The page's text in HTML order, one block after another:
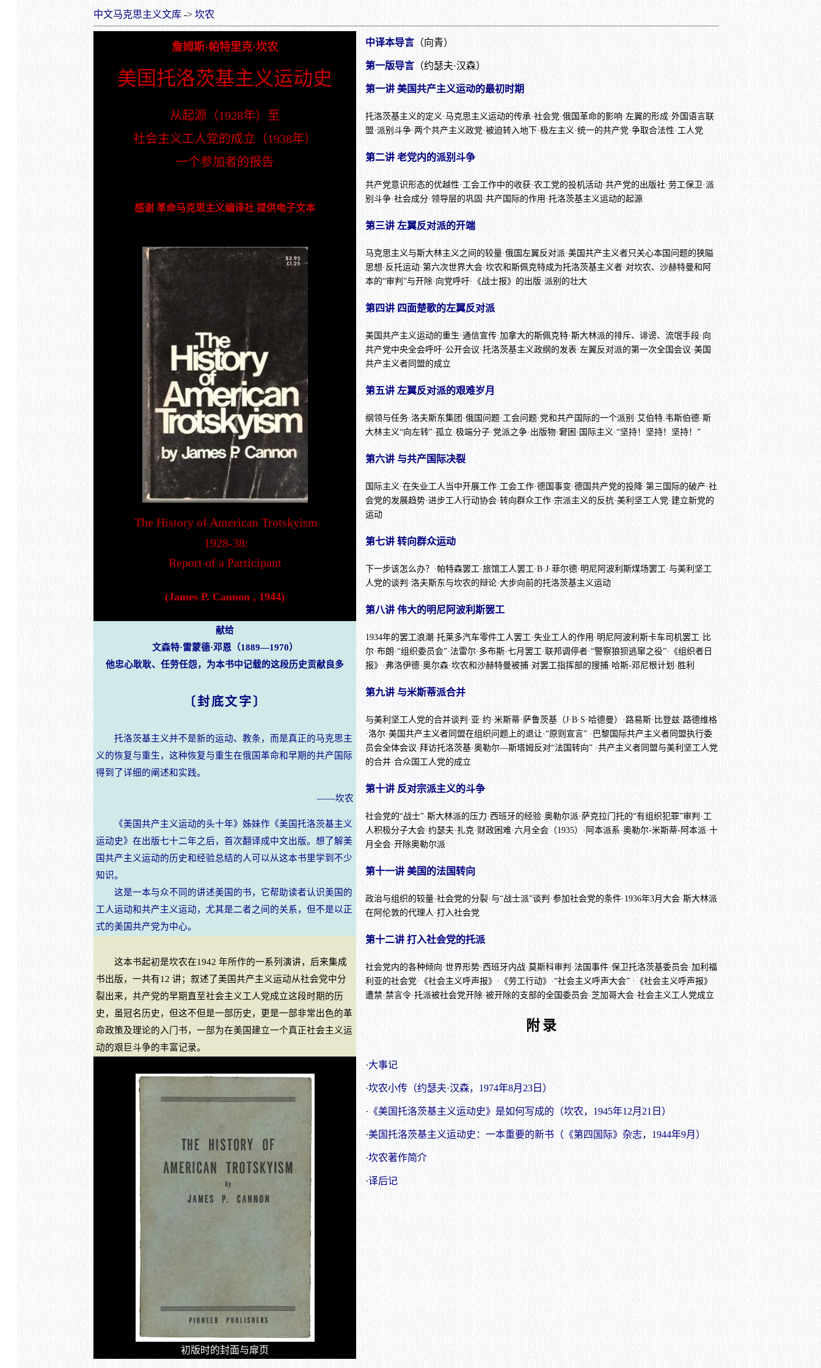
中文马克思主义文库 ->坎农
詹姆斯·帕特里克·坎农
美国托洛茨基主义运动史
从起源（1928年）至
社会主义工人党的成立（1938年）
一个参加者的报告
感谢 革命马克思主义编译社 提供电子文本
The History of American Trotskyism
1928-38:
Report of a Participant
(James P. Cannon , 1944)
献给
文森特·雷蒙德·邓恩（1889—1970）
他忠心耿耿、任劳任怨，为本书中记载的这段历史贡献良多
〔封底文字〕
托洛茨基主义并不是新的运动、教条，而是真正的马克思主
义的恢复与重生，这种恢复与重生在俄国革命和早期的共产国际
得到了详细的阐述和实践。
——坎农
《美国共产主义运动的头十年》姊妹作《美国托洛茨基主义
运动史》在出版七十二年之后，首次翻译成中文出版。想了解美
国共产主义运动的历史和经验总结的人可以从这本书里学到不少
知识。
这是一本与众不同的讲述美国的书，它帮助读者认识美国的
工人运动和共产主义运动，尤其是二者之间的关系，但不是以正
式的美国共产党为中心。
这本书起初是坎农在1942 年所作的一系列演讲，后来集成
书出版，一共有12 讲；叙述了美国共产主义运动从社会党中分
裂出来，共产党的早期直至社会主义工人党成立这段时期的历
史，虽冠名历史，但这不但是一部历史，更是一部非常出色的革
命政策及理论的入门书，一部为在美国建立一个真正社会主义运
动的艰巨斗争的丰富记录。
初版时的封面与扉页
中译本导言 （向青）
第一版导言 （约瑟夫·汉森）
第一讲 美国共产主义运动的最初时期
托洛茨基主义的定义·马克思主义运动的传承·社会党·俄国革命的影响·左翼的形成·外国语言联
盟·派别斗争·两个共产主义政党·被迫转入地下·极左主义·统一的共产党·争取合法性·工人党
第二讲 老党内的派别斗争
共产党意识形态的优越性·工会工作中的收获·农工党的投机活动·共产党的出版社·劳工保卫·派
别斗争·社会成分·领导层的巩固·共产国际的作用·托洛茨基主义运动的起源
第三讲 左翼反对派的开端
马克思主义与斯大林主义之间的较量·俄国左翼反对派·美国共产主义者只关心本国问题的狭隘
思想·反托运动·第六次世界大会·坎农和斯佩克特成为托洛茨基主义者·对坎农、沙赫特曼和阿
本的“审判”与开除·向党呼吁·《战士报》的出版·派别的壮大
第四讲 四面楚歌的左翼反对派
美国共产主义运动的重生·通信宣传·加拿大的斯佩克特·斯大林派的排斥、诽谤、流氓手段·向
共产党中央全会呼吁·公开会议·托洛茨基主义政纲的发表·左翼反对派的第一次全国会议·美国
共产主义者同盟的成立
第五讲 左翼反对派的艰难岁月
纲领与任务·洛夫斯东集团·俄国问题·工会问题·党和共产国际的一个派别·艾伯特.韦斯伯德·斯
大林主义“向左转”·孤立·极端分子·党派之争·出版物·窘困·国际主义·“坚持！坚持！坚持！”
第六讲 与共产国际决裂
国际主义·在失业工人当中开展工作·工会工作·德国事变·德国共产党的投降·第三国际的破产·社
会党的发展趋势·进步工人行动协会·转向群众工作·宗派主义的反抗·美利坚工人党·建立新党的
运动
第七讲 转向群众运动
下一步该怎么办？·帕特森罢工·旅馆工人罢工·B·J·菲尔德·明尼阿波利斯煤场罢工·与美利坚工
人党的谈判·洛夫斯东与坎农的辩论·大步向前的托洛茨基主义运动
第八讲 伟大的明尼阿波利斯罢工
1934年的罢工浪潮·托莱多汽车零件工人罢工·失业工人的作用·明尼阿波利斯卡车司机罢工·比
尔·布朗·“组织委员会”·法雷尔·多布斯·七月罢工·联邦调停者·“警察狼狈逃窜之役”·《组织者日
报》·弗洛伊德·奥尔森·坎农和沙赫特曼被捕·对罢工指挥部的搜捕·哈斯-邓尼根计划·胜利
第九讲 与米斯蒂派合并
与美利坚工人党的合并谈判·亚·约·米斯蒂·萨鲁茨基（J·B·S·哈德曼）·路易斯·比登兹·路德维格
·洛尔·美国共产主义者同盟在组织问题上的退让·“原则宣言” ·巴黎国际共产主义者同盟执行委
员会全体会议·拜访托洛茨基·奥勒尔—斯塔姆反对“法国转向” ·共产主义者同盟与美利坚工人党
的合并·合众国工人党的成立
第十讲 反对宗派主义的斗争
社会党的“战士”·斯大林派的压力·西班牙的经验·奥勒尔派·萨克拉门托的“有组织犯罪”审判·工
人积极分子大会·约瑟夫·扎克·财政困难·六月全会（1935）·阿本派系·奥勒尔-米斯蒂-阿本派·十
月全会·开除奥勒尔派
第十一讲 美国的法国转向
政治与组织的较量·社会党的分裂·与“战士派”谈判·参加社会党的条件·1936年3月大会·斯大林派
在阿伦敦的代理人·打入社会党
第十二讲 打入社会党的托派
社会党内的各种倾向·世界形势·西班牙内战·莫斯科审判·法国事件·保卫托洛茨基委员会·加利福
利亚的社会党·《社会主义呼声报》·《劳工行动》·“社会主义呼声大会” ·《社会主义呼声报》
遭禁·禁言令·托派被社会党开除·被开除的支部的全国委员会·芝加哥大会·社会主义工人党成立
附录
·大事记
·坎农小传（约瑟夫·汉森，1974年8月23日）
· 《美国托洛茨基主义运动史》是如何写成的（坎农，1945年12月21日）
·美国托洛茨基主义运动史：一本重要的新书（《第四国际》杂志，1944年9月）
·坎农著作简介
·译后记